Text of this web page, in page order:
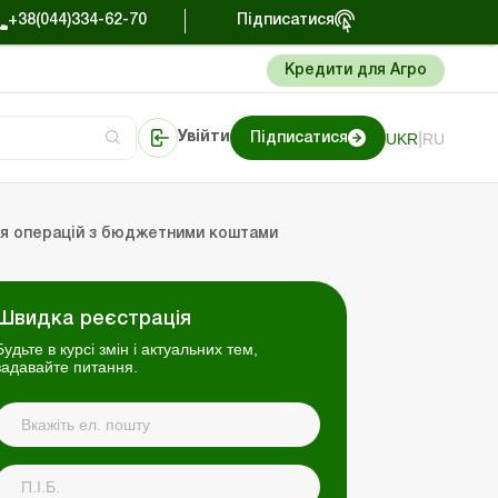
+38(044)334-62-70 Підписатися
Кредити для Агро
Увійти Підписатися UKR RU
операцій з бюджетними коштами
реєстрація
в курсі змін і актуальних тем,
питання.